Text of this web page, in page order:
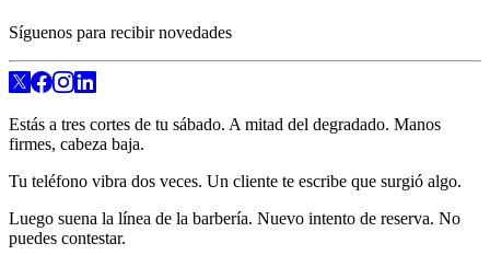
Síguenos para recibir novedades
Estás a tres cortes de tu sábado. A mitad del degradado. Manos
firmes, cabeza baja.
Tu teléfono vibra dos veces. Un cliente te escribe que surgió algo.
Luego suena la línea de la barbería. Nuevo intento de reserva. No
puedes contestar.